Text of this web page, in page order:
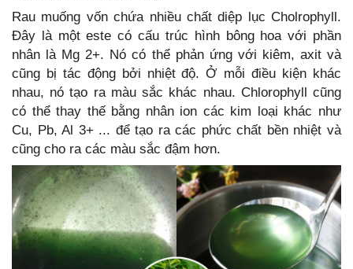
Rau muống vốn chứa nhiều chất diệp lục Cholrophyll.
Đây là một este có cấu trúc hình bông hoa với phần
nhân là Mg 2+. Nó có thể phản ứng với kiêm, axit và
cũng bị tác động bởi nhiệt độ. Ở mỗi điều kiện khác
nhau, nó tạo ra màu sắc khác nhau. Chlorophyll cũng
có thể thay thế bằng nhân ion các kim loại khác như
Cu, Pb, Al 3+ ... để tạo ra các phức chất bền nhiệt và
cũng cho ra các màu sắc đậm hơn.